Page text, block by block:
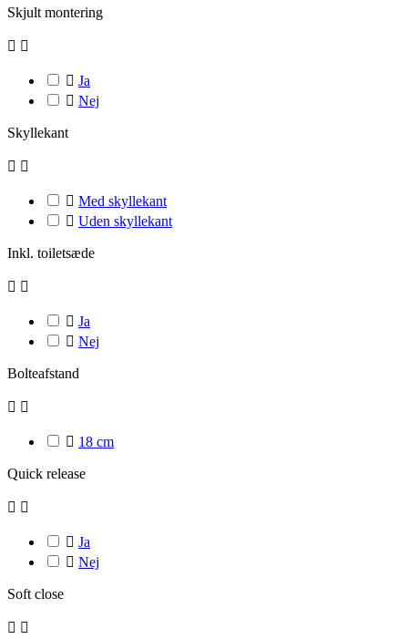
Skjult montering
 
 Ja
 Nej
Skyllekant
 
 Med skyllekant
 Uden skyllekant
Inkl. toiletsæde
 
 Ja
 Nej
Bolteafstand
 
 18 cm
Quick release
 
 Ja
 Nej
Soft close
 